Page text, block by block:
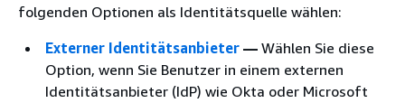
folgenden Optionen als Identitätsquelle wählen:
Externer Identitätsanbieter — Wählen Sie diese
Option, wenn Sie Benutzer in einem externen
Identitätsanbieter (IdP) wie Okta oder Microsoft